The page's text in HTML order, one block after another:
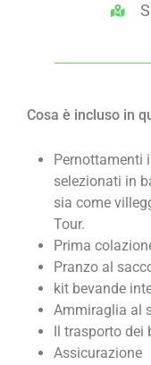
Cosa è incluso in
Pernottamenti
selezionati in
sia come
Tour.
Prima
Pranzo al
kit bevande
Ammiraglia al
Il trasporto
Assicurazione